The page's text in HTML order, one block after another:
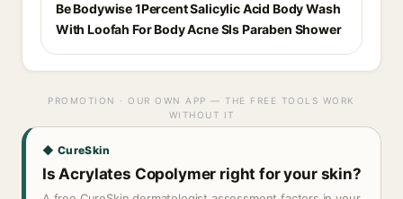
Be Bodywise 1Percent Salicylic Acid Body Wash
With Loofah For Body Acne Sls Paraben Shower
PROMOTION · OUR OWN APP — THE FREE TOOLS WORK
WITHOUT IT
◆ CureSkin
Is Acrylates Copolymer right for your skin?